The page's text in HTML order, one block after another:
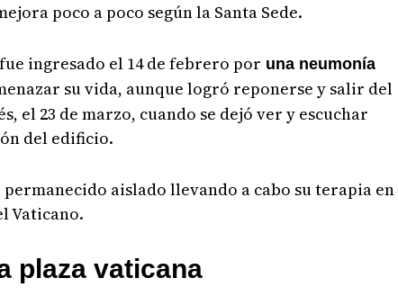
poco a poco según la Santa Sede.
ingresado el 14 de febrero por una neumonía
su vida, aunque logró reponerse y salir del
el 23 de marzo, cuando se dejó ver y escuchar
del edificio.
permanecido aislado llevando a cabo su terapia en
Vaticano.
plaza vaticana